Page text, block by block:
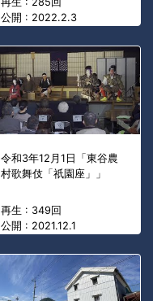
公開 : 2022.2.3
令和3年12月1日「東谷農
村歌舞伎「祇園座」」
再生 : 349回
公開 : 2021.12.1